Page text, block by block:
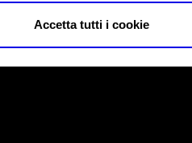
Accetta tutti i cookie
Servizi di